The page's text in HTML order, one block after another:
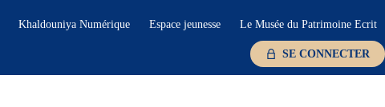
Khaldouniya Numérique Espace jeunesse Le Musée du Patrimoine Ecrit
SE CONNECTER